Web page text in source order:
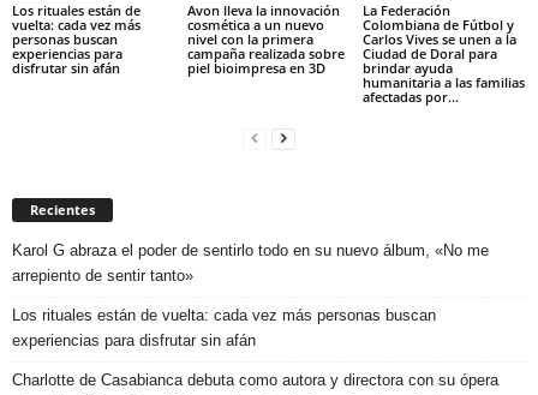
Los rituales están de
vuelta: cada vez más
personas buscan
experiencias para
disfrutar sin afán
Avon lleva la innovación
cosmética a un nuevo
nivel con la primera
campaña realizada sobre
piel bioimpresa en 3D
La Federación
Colombiana de Fútbol y
Carlos Vives se unen a la
Ciudad de Doral para
brindar ayuda
humanitaria a las familias
afectadas por...
Recientes
Karol G abraza el poder de sentirlo todo en su nuevo álbum, «No me
arrepiento de sentir tanto»
Los rituales están de vuelta: cada vez más personas buscan
experiencias para disfrutar sin afán
Charlotte de Casabianca debuta como autora y directora con su ópera